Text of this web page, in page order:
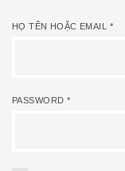
HỌ TÊN HOẶC EMAIL *
PASSWORD *